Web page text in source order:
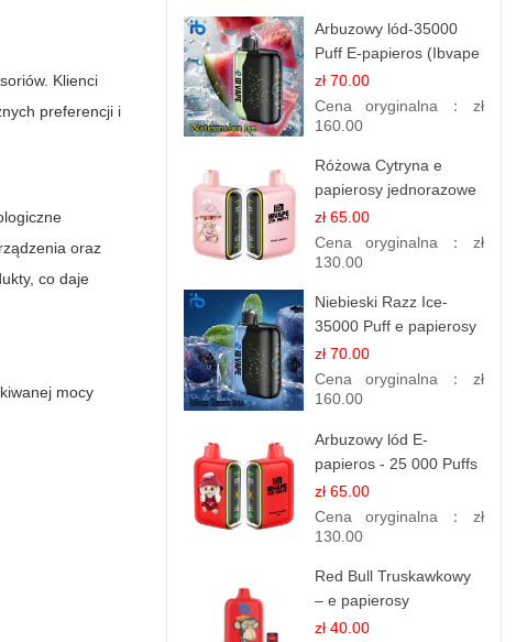
Klienci
preferencji i
oraz
co daje
mocy
Arbuzowy lód-35000
Puff E-papieros (Ibvape
Bar )
zł 70.00
Cena oryginalna： zł
160.00
Różowa Cytryna e
papierosy jednorazowe
- 25 000 Puffs
zł 65.00
Cena oryginalna： zł
130.00
Niebieski Razz Ice-
35000 Puff e papierosy
jednorazowe
zł 70.00
Cena oryginalna： zł
160.00
Arbuzowy lód E-
papieros - 25 000 Puffs
zł 65.00
Cena oryginalna： zł
130.00
Red Bull Truskawkowy
– e papierosy
jednorazowe
zł 40.00